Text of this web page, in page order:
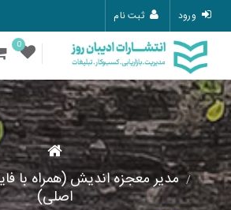
ورود ثبت نام
0
مدیر معجزه اندیش (همراه با
اصلی)